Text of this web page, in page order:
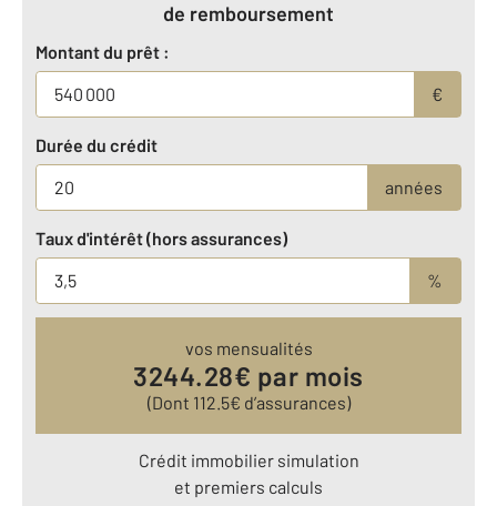
de remboursement
Montant du prêt :
€
Durée du crédit
années
Taux d'intérêt (hors assurances)
%
vos mensualités
3244.28€ par mois
(Dont 112.5€ d’assurances)
Crédit immobilier simulation
et premiers calculs